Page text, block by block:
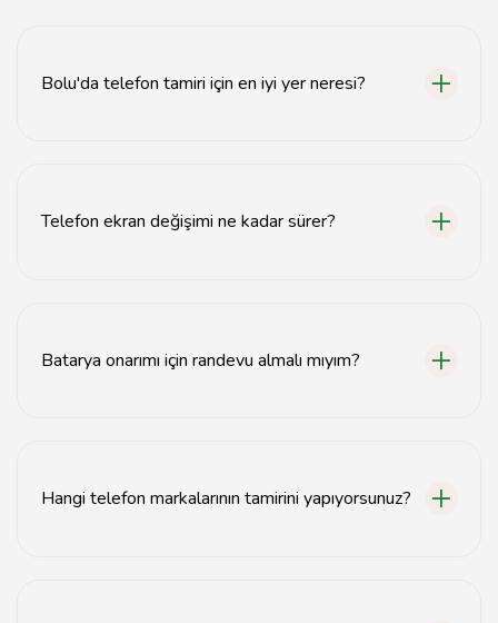
Bolu'da telefon tamiri için en iyi yer neresi?
Telefon ekran değişimi ne kadar sürer?
Batarya onarımı için randevu almalı mıyım?
Hangi telefon markalarının tamirini yapıyorsunuz?